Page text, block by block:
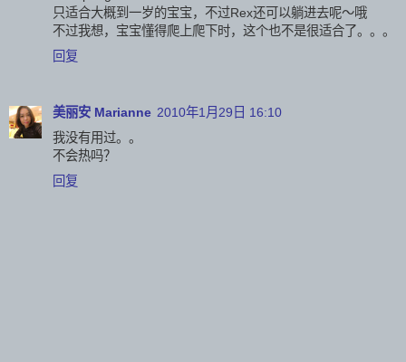
只适合大概到一岁的宝宝，不过Rex还可以躺进去呢～哦
不过我想，宝宝懂得爬上爬下时，这个也不是很适合了。。。
回复
美丽安 Marianne 2010年1月29日 16:10
我没有用过。。
不会热吗？
回复